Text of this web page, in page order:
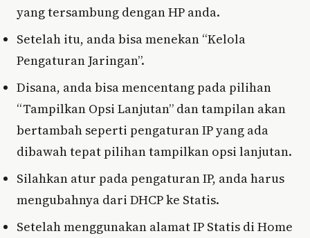
yang tersambung dengan HP anda.
Setelah itu, anda bisa menekan “Kelola
Pengaturan Jaringan”.
Disana, anda bisa mencentang pada pilihan
“Tampilkan Opsi Lanjutan” dan tampilan akan
bertambah seperti pengaturan IP yang ada
dibawah tepat pilihan tampilkan opsi lanjutan.
Silahkan atur pada pengaturan IP, anda harus
mengubahnya dari DHCP ke Statis.
Setelah menggunakan alamat IP Statis di Home